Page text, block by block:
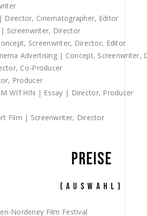
Director, Cinematographer, Editor
| Screenwriter, Director
Screenwriter, Director, Editor
Advertising | Concept, Screenwriter,
Co-Producer
Producer
WITHIN | Essay | Director, Producer
Film | Screenwriter, Director
PREISE
(AUSWAHL)
Nordeney Film Festival